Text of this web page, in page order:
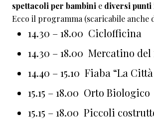
spettacoli per bambini e diversi
Ecco il programma (scaricabile anche
14.30 – 18.00 Ciclofficina
14.30 – 18.00 Mercatino
14.40 – 15.10 Fiaba “La
15.15 – 18.00 Orto Biologico
15.15 – 18.00 Piccoli